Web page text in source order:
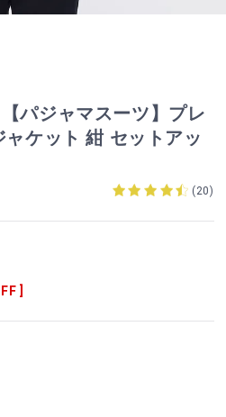
パジャマスーツ】プレ
ケット 紺 セットアッ
(20)
]